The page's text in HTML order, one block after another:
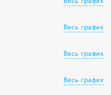
Весь график
Весь график
Весь график